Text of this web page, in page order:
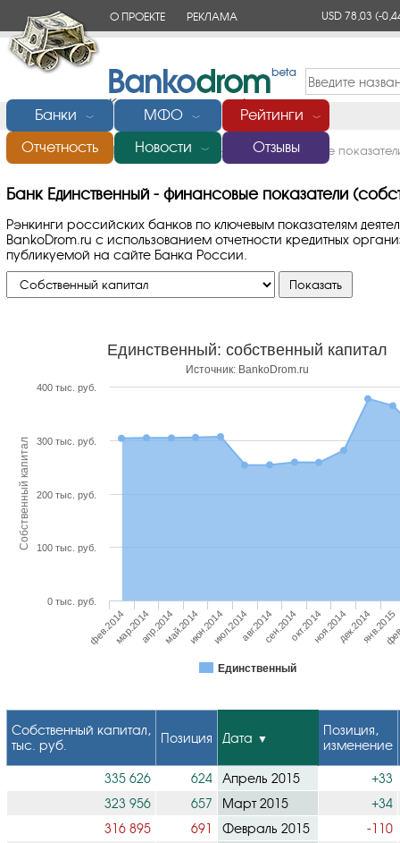
О ПРОЕКТЕ РЕКЛАМА USD 78,03(-
Банки ﹀ МФО ﹀ Рейтинги ﹀
Отчетность Новости ﹀ Отзывы
Главная/Банки России/Единственный /Финансовые
Банк Единственный - финансовые показатели
Рэнкинги российских банков по ключевым показателям
BankoDrom.ru с использованием отчетности кредитных
публикуемой на сайте Банка России.
Собственный капитал
Единственный: собственный капитал
Источник: BankoDrom.ru
Единственный
фев.2014мар.2014апр.2014май.2014июн.2014июл.2014авг.2014сен.2014окт.2014ноя.2014дек.2014янв.2015
0 тыс. руб.
100 тыс. руб.
200 тыс. руб.
300 тыс. руб.
400 тыс. руб.
Собственный капитал,
тыс. руб.
Позиция Дата
Позиция,
изменение
335 626 624 Апрель 2015
+33
323 956
657 Март 2015
+34
316 895
691 Февраль 2015
-110